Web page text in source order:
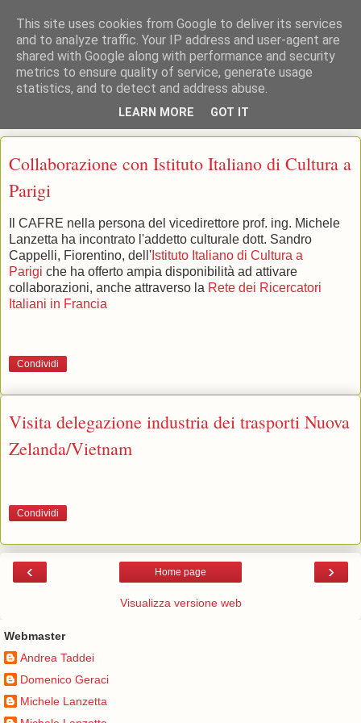
: : CAFRE : : Centro Interdipartimentale per l'Aggiornamento, la
Formazione e la Ricerca Educativa Università di Pisa
Collaborazione con Istituto Italiano di Cultura a
Parigi
Il CAFRE nella persona del vicedirettore prof. ing. Michele
Lanzetta ha incontrato l'addetto culturale dott. Sandro
Cappelli, Fiorentino, dell' Istituto Italiano di Cultura a
Parigi che ha offerto ampia disponibilità ad attivare
collaborazioni, anche attraverso la Rete dei Ricercatori
Italiani in Francia
Condividi
Visita delegazione industria dei trasporti Nuova
Zelanda/Vietnam
Condividi
‹ ›
Home page
Visualizza versione web
Webmaster
Andrea Taddei
Domenico Geraci
Michele Lanzetta
This site uses cookies from Google to deliver its services
and to analyze traffic. Your IP address and user-agent are
shared with Google along with performance and security
metrics to ensure quality of service, generate usage
statistics, and to detect and address abuse.
LEARN MORE GOT IT